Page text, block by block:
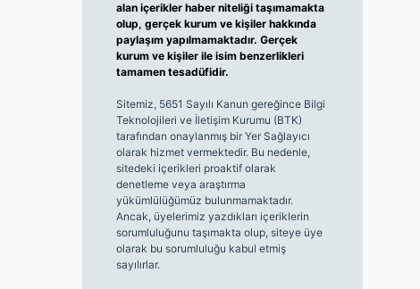
alan içerikler haber niteliği taşımamakta
olup, gerçek kurum ve kişiler hakkında
paylaşım yapılmamaktadır. Gerçek
kurum ve kişiler ile isim benzerlikleri
tamamen tesadüfidir.
Sitemiz, 5651 Sayılı Kanun gereğince Bilgi
Teknolojileri ve İletişim Kurumu (BTK)
tarafından onaylanmış bir Yer Sağlayıcı
olarak hizmet vermektedir. Bu nedenle,
sitedeki içerikleri proaktif olarak
denetleme veya araştırma
yükümlülüğümüz bulunmamaktadır.
Ancak, üyelerimiz yazdıkları içeriklerin
sorumluluğunu taşımakta olup, siteye üye
olarak bu sorumluluğu kabul etmiş
sayılırlar.